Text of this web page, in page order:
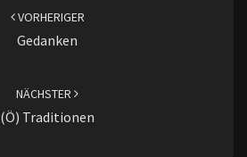
VORHERIGER
Gedanken
NÄCHSTER
(ö) Traditionen